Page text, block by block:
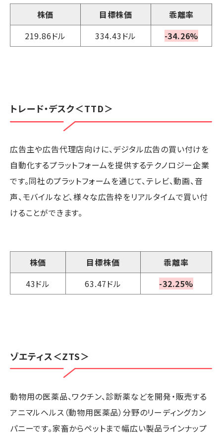
株価 目標株価
乖離率
219.86ドル
334.43ドル -34.26%
トレード・デスク＜TTD＞
広告主や広告代理店向けに、デジタル広告の買い付けを
自動化するプラットフォームを提供するテクノロジー企業
です。同社のプラットフォームを通じて、テレビ、動画、音
声、モバイルなど、様々な広告枠をリアルタイムで買い付
けることができます。
株価 目標株価
乖離率
43ドル
63.47ドル -32.25%
ゾエティス＜ZTS＞
動物用の医薬品、ワクチン、診断薬などを開発・販売する
アニマルヘルス（動物用医薬品）分野のリーディングカン
パニーです。家畜からペットまで幅広い製品ラインナップ